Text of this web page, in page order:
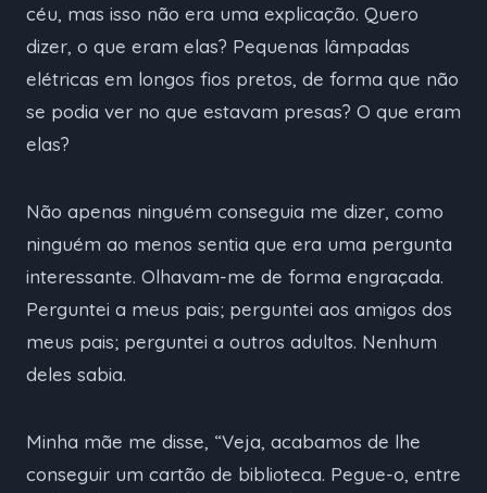
céu, mas isso não era uma explicação. Quero
dizer, o que eram elas? Pequenas lâmpadas
elétricas em longos fios pretos, de forma que não
se podia ver no que estavam presas? O que eram
elas?
Não apenas ninguém conseguia me dizer, como
ninguém ao menos sentia que era uma pergunta
interessante. Olhavam-me de forma engraçada.
Perguntei a meus pais; perguntei aos amigos dos
meus pais; perguntei a outros adultos. Nenhum
deles sabia.
Minha mãe me disse, “Veja, acabamos de lhe
conseguir um cartão de biblioteca. Pegue-o, entre